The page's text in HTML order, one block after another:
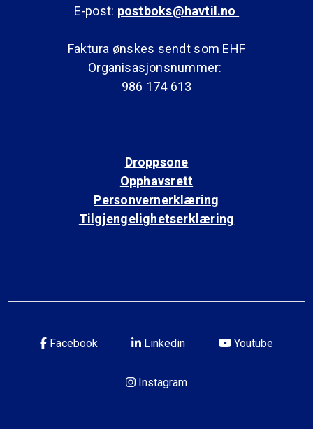
E-post: postboks@havtil.no
Faktura ønskes sendt som EHF
Organisasjonsnummer:
986 174 613
Droppsone
Opphavsrett
Personvernerklæring
Tilgjengelighetserklæring
Facebook Linkedin Youtube
Instagram